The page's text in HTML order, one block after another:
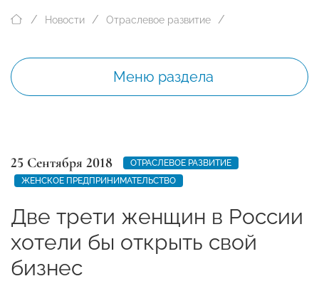
Новости Отраслевое развитие
Меню раздела
25 Сентября 2018
ОТРАСЛЕВОЕ РАЗВИТИЕ
ЖЕНСКОЕ ПРЕДПРИНИМАТЕЛЬСТВО
Две трети женщин в России
хотели бы открыть свой
бизнес